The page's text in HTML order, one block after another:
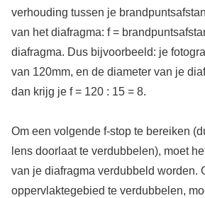
verhouding tussen je
van het diafragma: f =
diafragma. Dus bijvoorbeeld: je
van 120mm, en de diameter van je
dan krijg je f = 120 : 15 = 8.
Om een volgende f-stop te bereiken
lens doorlaat te verdubbelen), moet
van je diafragma verdubbeld worden.
oppervlaktegebied te verdubbelen,